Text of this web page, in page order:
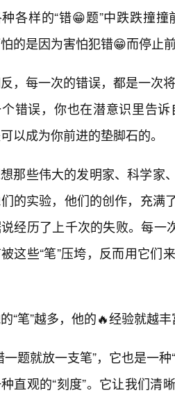
各样的“错😁题”中跌跌撞
的是因为害怕犯错😁而停止前
，每一次的错误，都是一次
错误，你也在潜意识里告
以成为你前进的垫脚石的。
那些伟大的发明家、科学家
的实验，他们的创作，充满
经历了上千次的失败。每一
这些“笔”压垮，反而用它们
“笔”越多，他的🔥经验就越
一题就放一支笔”，它也是一
直观的“刻度”。它让我们清